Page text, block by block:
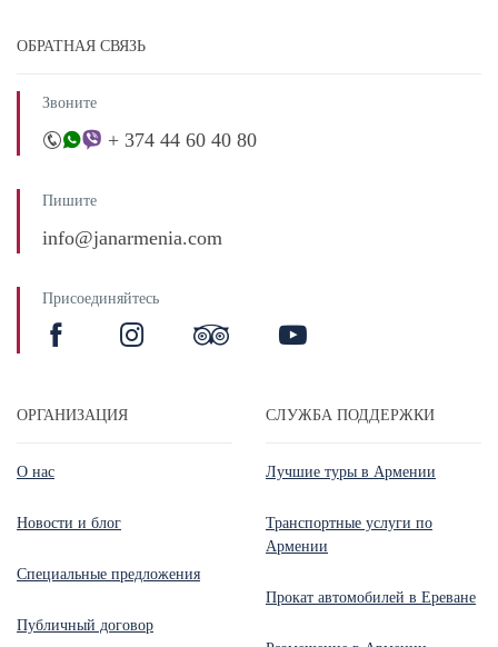
ОБРАТНАЯ СВЯЗЬ
Звоните
+ 374 44 60 40 80
Пишите
info@janarmenia.com
Присоединяйтесь
ОРГАНИЗАЦИЯ
О нас
Новости и блог
Специальные предложения
Публичный договор
СЛУЖБА ПОДДЕРЖКИ
Лучшие туры в Армении
Транспортные услуги по
Армении
Прокат автомобилей в Ереване